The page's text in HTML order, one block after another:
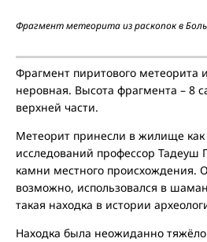
Фрагмент метеорита из раскопок в
Фрагмент пиритового метеорита
неровная. Высота фрагмента – 8
верхней части.
Метеорит принесли в жилище как
исследований профессор
камни местного происхождения.
возможно, использовался в
такая находка в истории
Находка была неожиданно